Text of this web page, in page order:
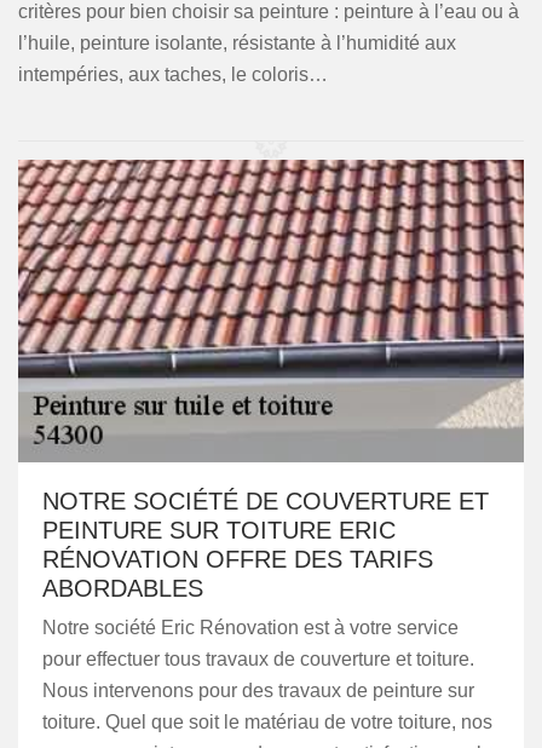
critères pour bien choisir sa peinture : peinture à l’eau ou à
l’huile, peinture isolante, résistante à l’humidité aux
intempéries, aux taches, le coloris…
NOTRE SOCIÉTÉ DE COUVERTURE ET
PEINTURE SUR TOITURE ERIC
RÉNOVATION OFFRE DES TARIFS
ABORDABLES
Notre société Eric Rénovation est à votre service
pour effectuer tous travaux de couverture et toiture.
Nous intervenons pour des travaux de peinture sur
toiture. Quel que soit le matériau de votre toiture, nos